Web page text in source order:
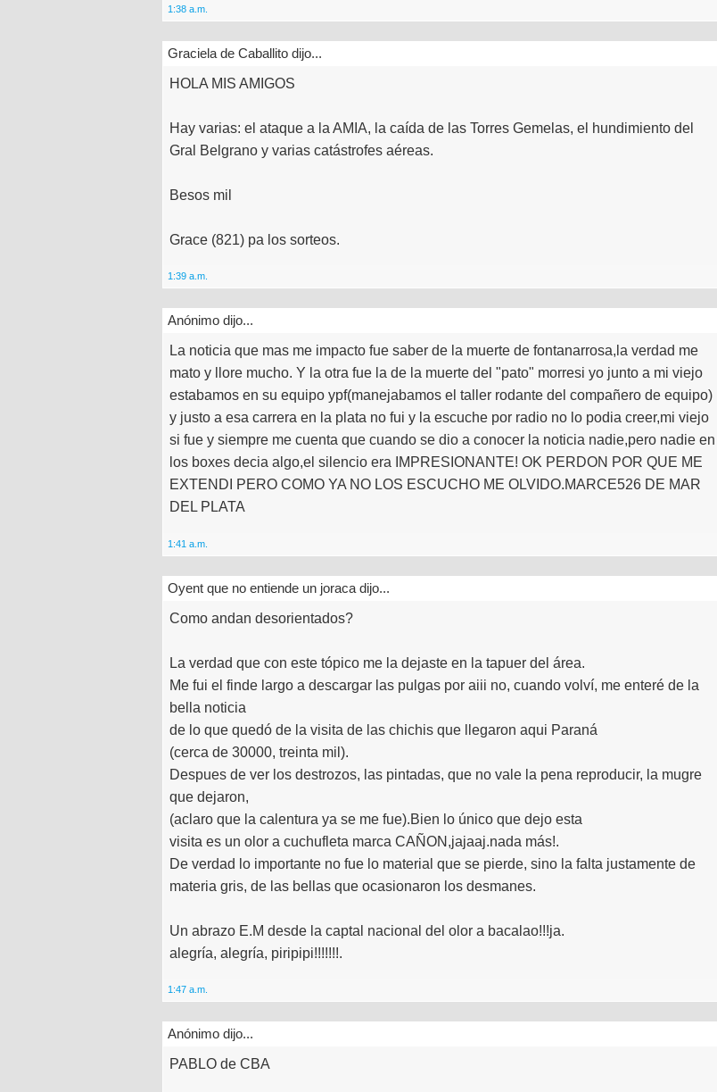
1:38 a.m.
Graciela de Caballito dijo...
HOLA MIS AMIGOS
Hay varias: el ataque a la AMIA, la caída de las Torres Gemelas, el hundimiento del
Gral Belgrano y varias catástrofes aéreas.
Besos mil
Grace (821) pa los sorteos.
1:39 a.m.
Anónimo dijo...
La noticia que mas me impacto fue saber de la muerte de fontanarrosa,la verdad me
mato y llore mucho. Y la otra fue la de la muerte del "pato" morresi yo junto a mi viejo
estabamos en su equipo ypf(manejabamos el taller rodante del compañero de equipo)
y justo a esa carrera en la plata no fui y la escuche por radio no lo podia creer,mi viejo
si fue y siempre me cuenta que cuando se dio a conocer la noticia nadie,pero nadie en
los boxes decia algo,el silencio era IMPRESIONANTE! OK PERDON POR QUE ME
EXTENDI PERO COMO YA NO LOS ESCUCHO ME OLVIDO.MARCE526 DE MAR
DEL PLATA
1:41 a.m.
Oyent que no entiende un joraca dijo...
Como andan desorientados?
La verdad que con este tópico me la dejaste en la tapuer del área.
Me fui el finde largo a descargar las pulgas por aiii no, cuando volví, me enteré de la
bella noticia
de lo que quedó de la visita de las chichis que llegaron aqui Paraná
(cerca de 30000, treinta mil).
Despues de ver los destrozos, las pintadas, que no vale la pena reproducir, la mugre
que dejaron,
(aclaro que la calentura ya se me fue).Bien lo único que dejo esta
visita es un olor a cuchufleta marca CAÑON,jajaaj.nada más!.
De verdad lo importante no fue lo material que se pierde, sino la falta justamente de
materia gris, de las bellas que ocasionaron los desmanes.
Un abrazo E.M desde la captal nacional del olor a bacalao!!!ja.
alegría, alegría, piripipi!!!!!!!.
1:47 a.m.
Anónimo dijo...
PABLO de CBA